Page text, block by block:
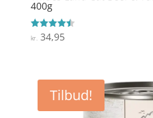
400g
Vurderet
4.5
kr.34,95
Tilbud!